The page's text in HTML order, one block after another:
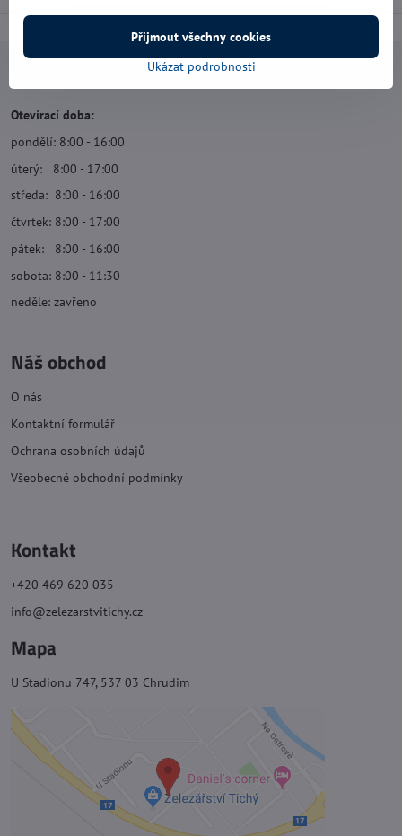
Otevírací doba:
pondělí: 8:00 - 16:00
úterý: 8:00 - 17:00
středa: 8:00 - 16:00
čtvrtek: 8:00 - 17:00
pátek: 8:00 - 16:00
sobota: 8:00 - 11:30
neděle: zavřeno
Náš obchod
O nás
Kontaktní formulář
Ochrana osobních údajů
Všeobecné obchodní podmínky
Kontakt
+420 469 620 035
info@zelezarstvitichy.cz
Mapa
U Stadionu 747, 537 03 Chrudim
Ukázat podrobnosti
Přijmout všechny cookies